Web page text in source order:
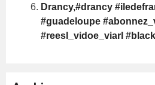
Drancy,#drancy
#guadeloupe
#reesl_vidoe_viarl